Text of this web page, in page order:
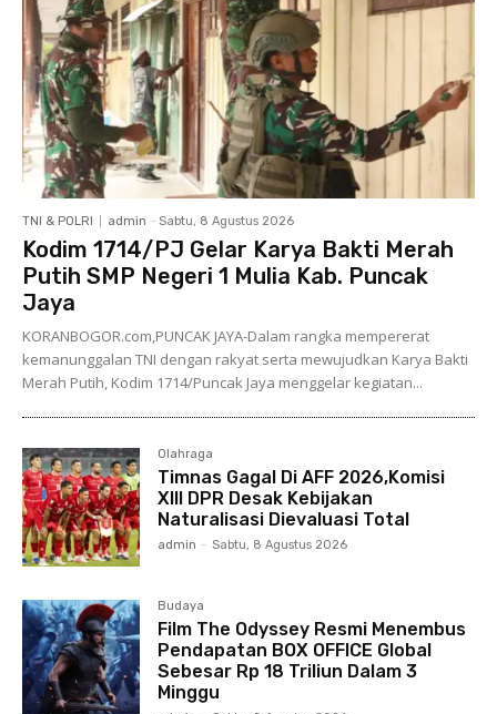
TNI & POLRI admin - Sabtu, 8 Agustus 2026
Kodim 1714/PJ Gelar Karya Bakti Merah
Putih SMP Negeri 1 Mulia Kab. Puncak
Jaya
KORANBOGOR.com,PUNCAK JAYA-Dalam rangka mempererat
kemanunggalan TNI dengan rakyat serta mewujudkan Karya Bakti
Merah Putih, Kodim 1714/Puncak Jaya menggelar kegiatan...
Olahraga
Timnas Gagal Di AFF 2026,Komisi
XIII DPR Desak Kebijakan
Naturalisasi Dievaluasi Total
admin - Sabtu, 8 Agustus 2026
Budaya
Film The Odyssey Resmi Menembus
Pendapatan BOX OFFICE Global
Sebesar Rp 18 Triliun Dalam 3
Minggu